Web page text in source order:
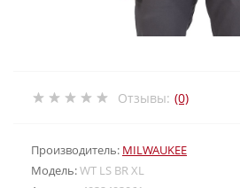
Отзывы: (0)
Производитель: MILWAUKEE
Модель:WT LS BR XL